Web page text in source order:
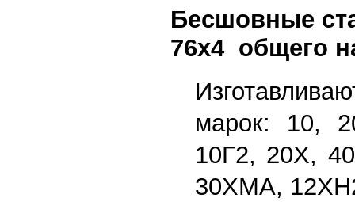
Бесшовные
76х4 общего
марок: 10,
10Г2, 20Х,
30ХМА,